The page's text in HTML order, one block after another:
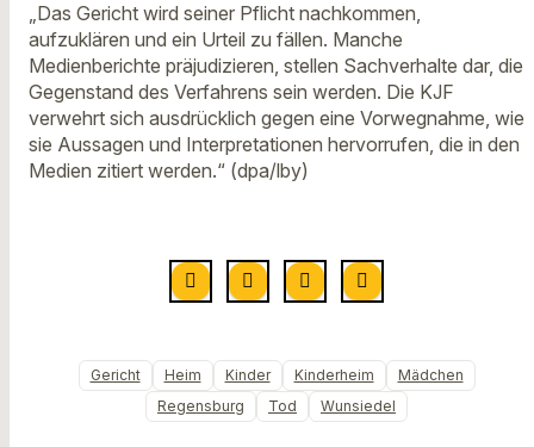
„Das Gericht wird seiner Pflicht nachkommen,
aufzuklären und ein Urteil zu fällen. Manche
Medienberichte präjudizieren, stellen Sachverhalte dar, die
Gegenstand des Verfahrens sein werden. Die KJF
verwehrt sich ausdrücklich gegen eine Vorwegnahme, wie
sie Aussagen und Interpretationen hervorrufen, die in den
Medien zitiert werden.“ (dpa/lby)
Gericht Heim Kinder Kinderheim
Mädchen
Regensburg
Tod Wunsiedel